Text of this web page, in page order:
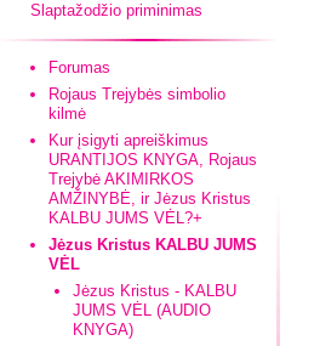
Slaptažodžio priminimas
Forumas
Rojaus Trejybės simbolio
kilmė
Kur įsigyti apreiškimus
URANTIJOS KNYGA, Rojaus
Trejybė AKIMIRKOS
AMŽINYBĖ, ir Jėzus Kristus
KALBU JUMS VĖL?+
Jėzus Kristus KALBU JUMS
VĖL
Jėzus Kristus - KALBU
JUMS VĖL (AUDIO
KNYGA)